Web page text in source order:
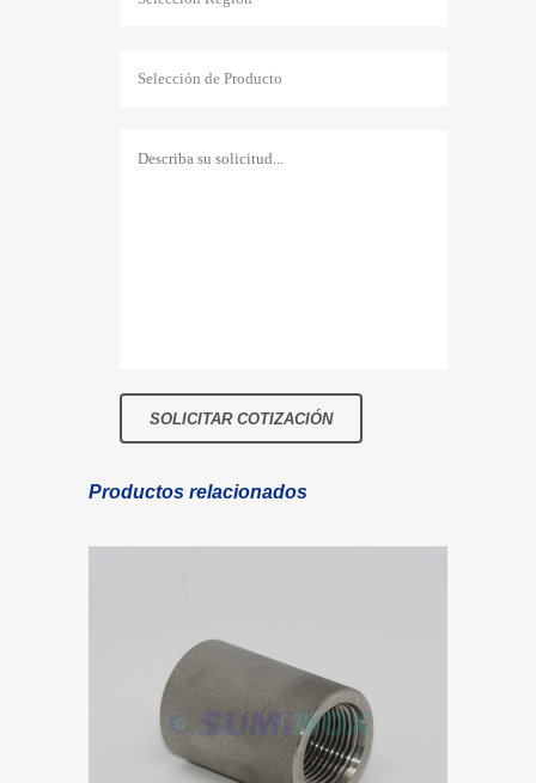
Productos relacionados